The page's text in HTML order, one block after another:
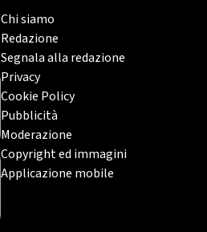
Chi siamo
Redazione
Segnala alla redazione
Privacy
Cookie Policy
Pubblicità
Moderazione
Copyright ed immagini
Applicazione mobile